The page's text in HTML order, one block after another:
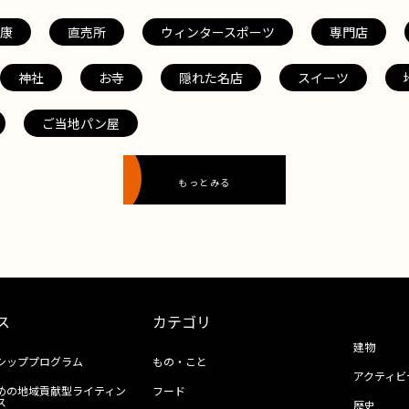
直売所 ウィンタースポーツ 専門店
神社 お寺 隠れた名店 スイーツ
ご当地パン屋
もっとみる
ッププログラム
の地域貢献型ライティン
カテゴリ
もの・こと
フード
建物
アクティ
歴史